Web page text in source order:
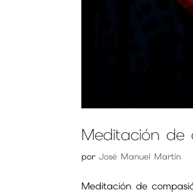
Meditación de
porJosé Manuel Martín
Meditación de